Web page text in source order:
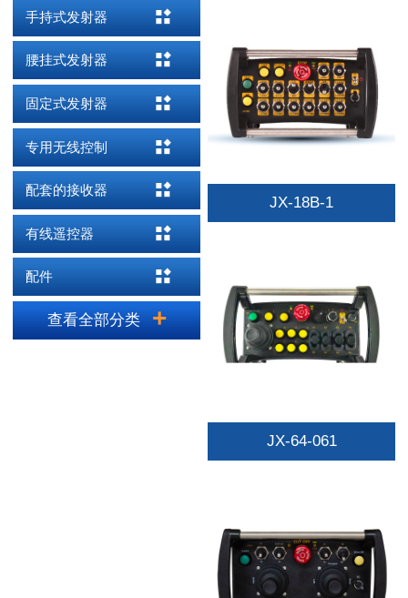
手持式发射器
腰挂式发射器
固定式发射器
专用无线控制
配套的接收器
有线遥控器
配件
查看全部分类
JX-18B-1
JX-64-061